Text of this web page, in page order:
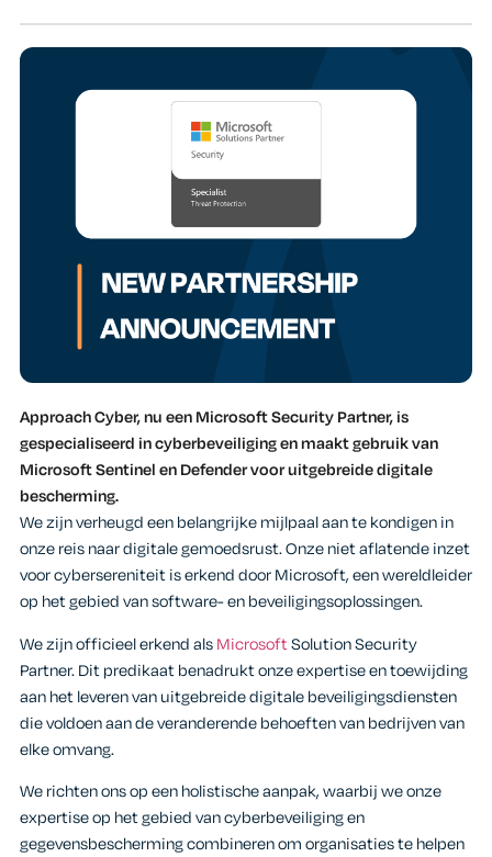
Approach Cyber, nu een Microsoft Security Partner, is
gespecialiseerd in cyberbeveiliging en maakt gebruik van
Microsoft Sentinel en Defender voor uitgebreide digitale
bescherming.
We zijn verheugd een belangrijke mijlpaal aan te kondigen in
onze reis naar digitale gemoedsrust. Onze niet aflatende inzet
voor cybersereniteit is erkend door Microsoft, een wereldleider
op het gebied van software- en beveiligingsoplossingen.
We zijn officieel erkend alsMicrosoftSolution Security
Partner. Dit predikaat benadrukt onze expertise en toewijding
aan het leveren van uitgebreide digitale beveiligingsdiensten
die voldoen aan de veranderende behoeften van bedrijven van
elke omvang.
We richten ons op een holistische aanpak, waarbij we onze
expertise op het gebied van cyberbeveiliging en
gegevensbescherming combineren om organisaties te helpen